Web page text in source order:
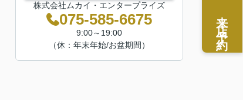
株式会社ムカイ・エンタープライズ
075-585-6675
9:00～19:00
（休：年末年始/お盆期間）
来店予約